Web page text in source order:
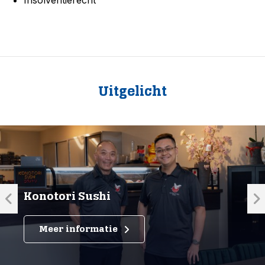
Uitgelicht
Konotori Sushi
Meer informatie